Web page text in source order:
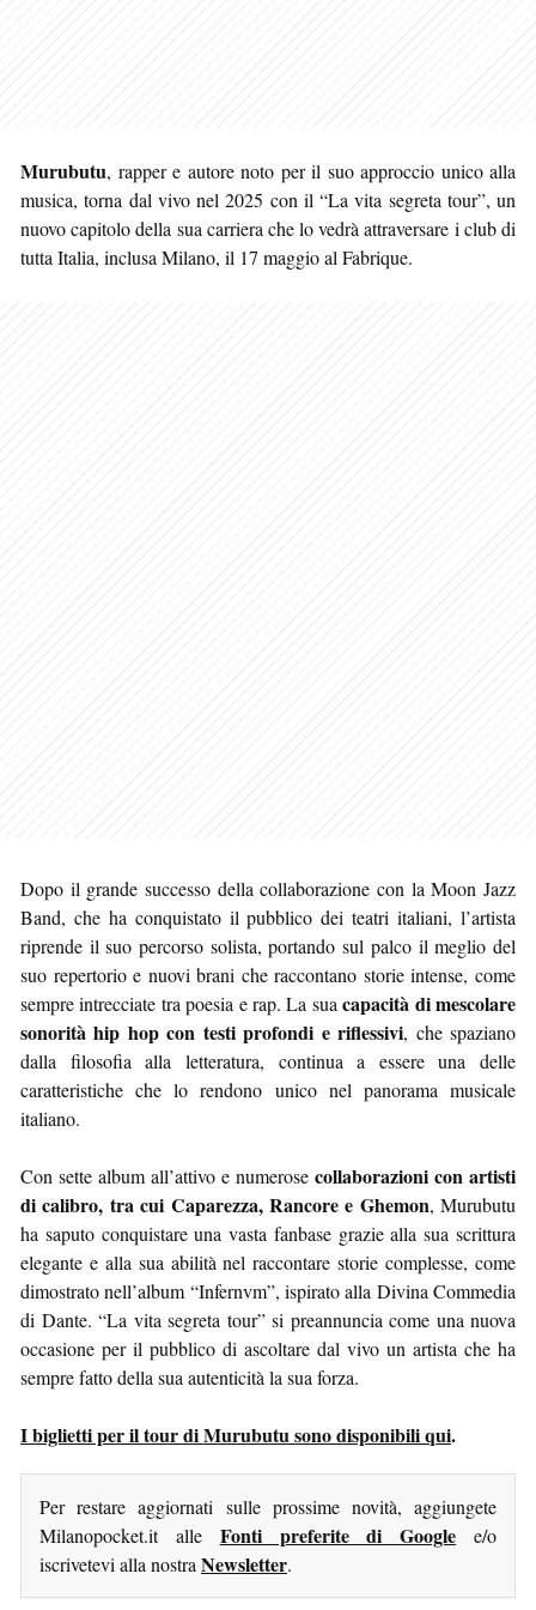
Murubutu, rapper e autore noto per il suo approccio unico alla
musica, torna dal vivo nel 2025 con il “La vita segreta tour”, un
nuovo capitolo della sua carriera che lo vedrà attraversare i club di
tutta Italia, inclusa Milano, il 17 maggio al Fabrique.
Dopo il grande successo della collaborazione con la Moon Jazz
Band, che ha conquistato il pubblico dei teatri italiani, l’artista
riprende il suo percorso solista, portando sul palco il meglio del
suo repertorio e nuovi brani che raccontano storie intense, come
sempre intrecciate tra poesia e rap. La suacapacità di mescolare
sonorità hip hop con testi profondi e riflessivi, che spaziano
dalla filosofia alla letteratura, continua a essere una delle
caratteristiche che lo rendono unico nel panorama musicale
italiano.
Con sette album all’attivo e numerose collaborazioni con artisti
di calibro, tra cui Caparezza, Rancore e Ghemon, Murubutu
ha saputo conquistare una vasta fanbase grazie alla sua scrittura
elegante e alla sua abilità nel raccontare storie complesse, come
dimostrato nell’album “Infernvm”, ispirato alla Divina Commedia
di Dante. “La vita segreta tour” si preannuncia come una nuova
occasione per il pubblico di ascoltare dal vivo un artista che ha
sempre fatto della sua autenticità la sua forza.
I biglietti per il tour di Murubutu sono disponibili qui.
Per restare aggiornati sulle prossime novità, aggiungete
Milanopocket.it alle Fonti preferite di Google e/o
iscrivetevi alla nostra Newsletter.